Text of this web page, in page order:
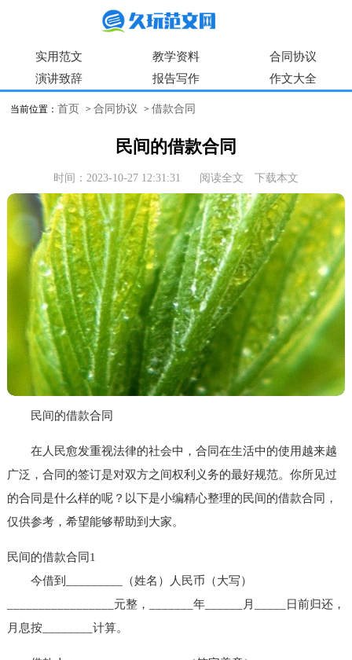
实用范文 教学资料
合同协议
演讲致辞
报告写作 作文大全
当前位置：首页 >合同协议 >借款合同
民间的借款合同
时间：2023-10-27 12:31:31 阅读全文 下载本文
民间的借款合同
在人民愈发重视法律的社会中，合同在生活中的使用越来越
广泛，合同的签订是对双方之间权利义务的最好规范。你所见过
的合同是什么样的呢？以下是小编精心整理的民间的借款合同，
仅供参考，希望能够帮助到大家。
民间的借款合同1
今借到_________（姓名）人民币（大写）
_________________元整，_______年______月_____日前归还，
月息按________计算。